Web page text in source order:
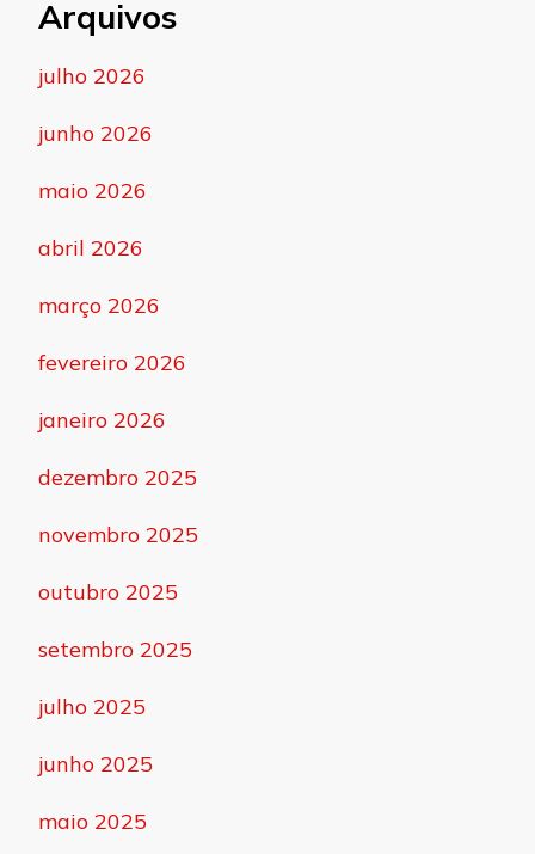
Arquivos
julho 2026
junho 2026
maio 2026
abril 2026
março 2026
fevereiro 2026
janeiro 2026
dezembro 2025
novembro 2025
outubro 2025
setembro 2025
julho 2025
junho 2025
maio 2025